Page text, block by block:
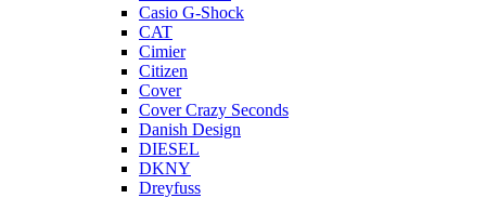
Casio G-Shock
CAT
Cimier
Citizen
Cover
Cover Crazy Seconds
Danish Design
DIESEL
DKNY
Dreyfuss